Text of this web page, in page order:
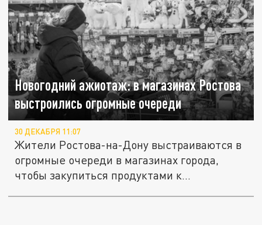
Новогодний ажиотаж: в магазинах Ростова
выстроились огромные очереди
30 ДЕКАБРЯ 11:07
Жители Ростова-на-Дону выстраиваются в
огромные очереди в магазинах города,
чтобы закупиться продуктами к...